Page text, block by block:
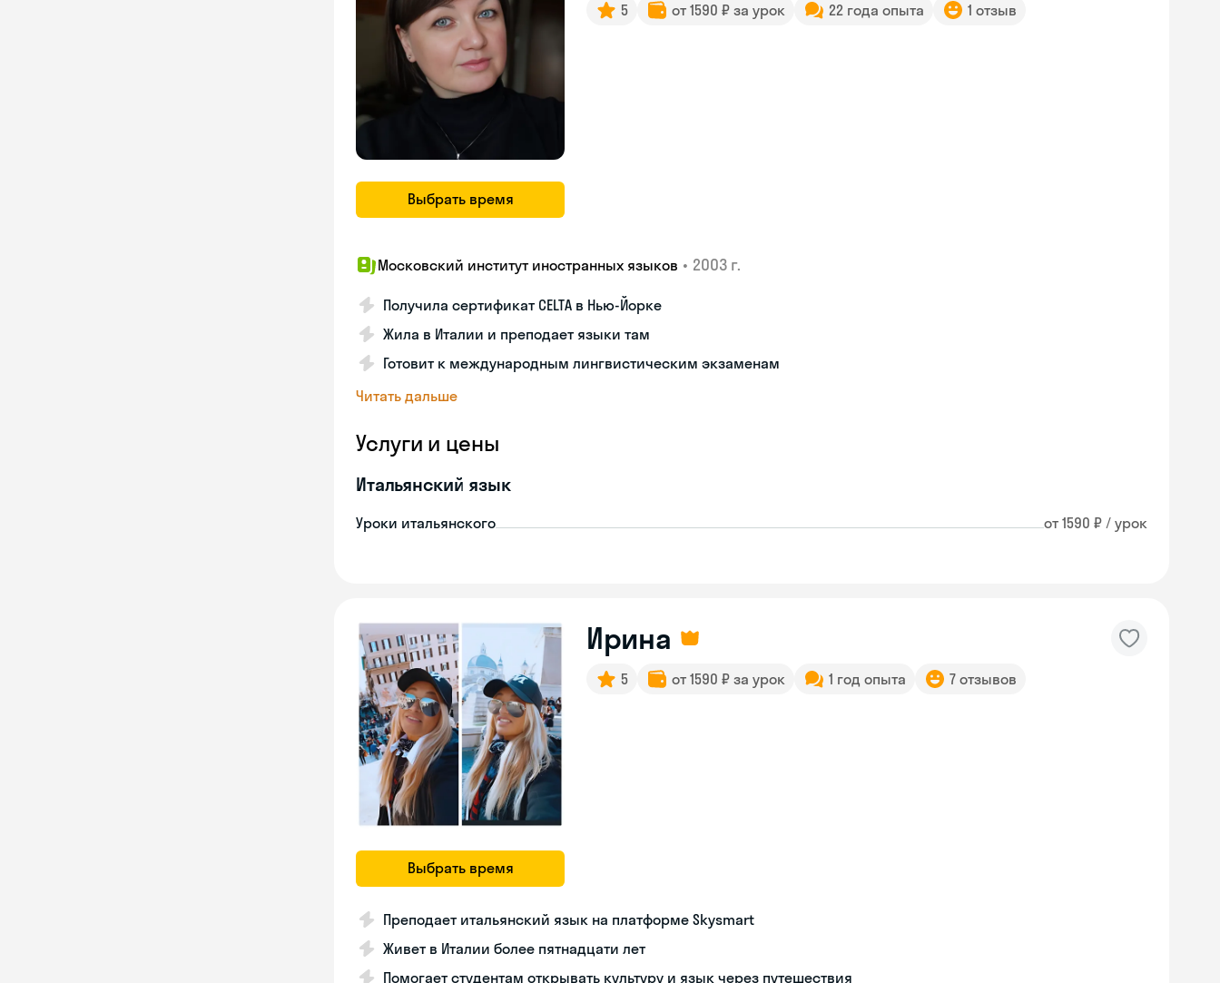
Выбрать время
5 от 1590 ₽ за урок 22 года опыта 1 отзыв
Московский институт иностранных языков • 2003 г.
Получила сертификат CELTA в Нью-Йорке
Жила в Италии и преподает языки там
Готовит к международным лингвистическим экзаменам
Читать дальше
Услуги и цены
Итальянский язык
Уроки итальянского от 1590 ₽ / урок
Выбрать время
Ирина
5 от 1590 ₽ за урок 1 год опыта 7 отзывов
Преподает итальянский язык на платформе Skysmart
Живет в Италии более пятнадцати лет
Помогает студентам открывать культуру и язык через путешествия